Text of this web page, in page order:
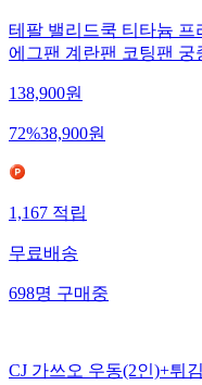
테팔 밸리드쿡 티타늄 프
에그팬 계란팬 코팅팬 궁
138,900원
72%38,900원
1,167 적립
무료배송
698명 구매중
CJ 가쓰오 우동(2인)+튀